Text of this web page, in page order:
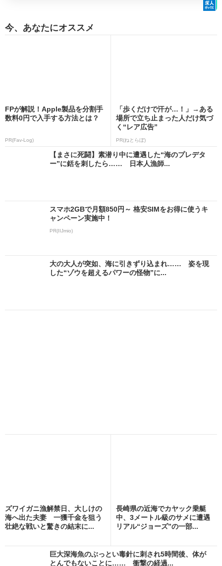
今、あなたにオススメ
FPが解説！Apple製品を分割手
数料0円で入手する方法とは？
PR(Fav-Log)
「歩くだけで汗が…！」→ある
場所で立ち止まった人だけ気づ
く“レア広告”
PR(ねとらぼ)
【まさに死闘】素潜り中に遭遇した“海のプレデタ
ー”に銛を刺したら…… 日本人漁師...
スマホ2GBで月額850円～ 格安SIMをお得に使うキ
ャンペーン実施中！
PR(IIJmio)
大の大人が突如、海に引きずり込まれ…… 姿を現
した“ゾウを超えるパワーの怪物”に...
ズワイガニ漁解禁日、大しけの
海へ出た夫妻 一獲千金を狙う
壮絶な戦いと驚きの結末に...
長崎県の近海でカヤック乗艇
中、3メートル級のサメに遭遇
リアル“ジョーズ”の一部...
巨大深海魚のぶっとい毒針に刺され5時間後、体が
とんでもないことに…… 衝撃の経過...